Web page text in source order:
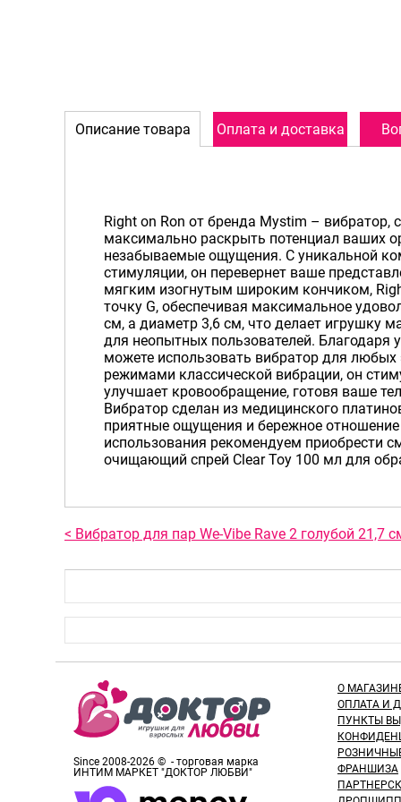
Описание товара Оплата и доставка
Right on Ron от бренда Mystim – вибратор,
максимально раскрыть потенциал ваших
незабываемые ощущения. С уникальной
стимуляции, он перевернет ваше
мягким изогнутым широким кончиком,
точку G, обеспечивая максимальное
см, а диаметр 3,6 см, что делает игрушку
для неопытных пользователей.
можете использовать вибратор для
режимами классической вибрации, он
улучшает кровообращение, готовя ваше
Вибратор сделан из медицинского
приятные ощущения и бережное
использования рекомендуем приобрести
очищающий спрей Clear Toy 100 мл для
< Вибратор для пар We-Vibe Rave 2 голубой 21,7
Since 2008-2026 © - торговая марка
ИНТИМ МАРКЕТ "ДОКТОР ЛЮБВИ"
О
ОПЛАТА И
ПУНКТЫ
ФРАНШИЗА